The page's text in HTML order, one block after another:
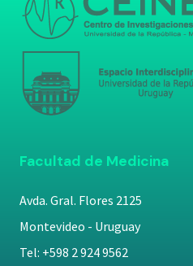
Facultad de Medicina
Avda. Gral. Flores 2125
Montevideo - Uruguay
Tel: +598 2 924 9562